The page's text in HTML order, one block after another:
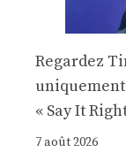
Regardez
uniquement
« Say It
7 août 2026